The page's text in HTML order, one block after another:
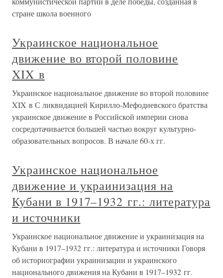
стране школа военного
Украинское национальное
движение во второй половине
XIX в
Украинское национальное движение во второй половине
XIX в С ликвидацией Кирилло-Мефодиевского братства
украинское движение в Российской империи снова
сосредотачивается большей частью вокруг культурно-
образовательных вопросов. В начале 60-х гг.
Украинское национальное
движение и украинизация на
Кубани в 1917–1932 гг.: литература
и источники
Украинское национальное движение и украинизация на
Кубани в 1917–1932 гг.: литература и источники Говоря
об историографии украинизации и украинского
национального движения на Кубани в 1917–1932 гг.